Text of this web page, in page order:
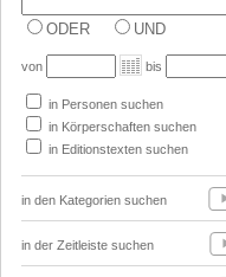
ODER UND
von bis
in Personen suchen
in Körperschaften suchen
in Editionstexten suchen
in den Kategorien suchen
in der Zeitleiste suchen